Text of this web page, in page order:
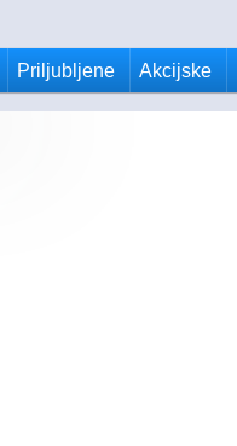
Priljubljene Akcijske